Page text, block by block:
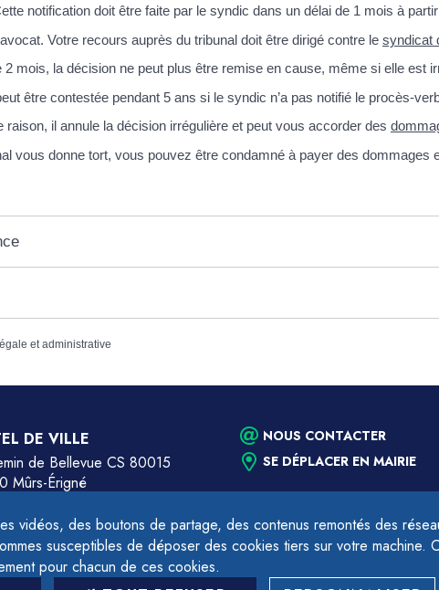
vidéos, des boutons de partage, des contenus remontés des
susceptibles de déposer des cookies tiers sur votre machine.
pour chacun de ces cookies.
notification doit être faite par le syndic dans un délai de 1 mois à
Votre recours auprès du tribunal doit être dirigé contre le syndicat
2 mois, la décision ne peut plus être remise en cause, même si elle est
être contestée pendant 5 ans si le syndic n’a pas notifié le procès-
raison, il annule la décision irrégulière et peut vous accorder des
vous donne tort, vous pouvez être condamné à payer des dommages
et administrative
DE VILLE
de Bellevue CS 80015
Mûrs-Érigné
au jeudi de 9h à 12h et de 14h à 17h.
de 9h à 12h et de 14h à 16h.
NOUS CONTACTER
SE DÉPLACER EN MAIRIE